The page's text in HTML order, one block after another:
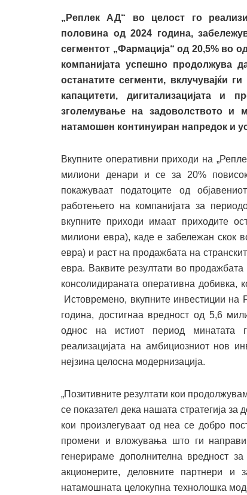
„Реплек АД“ во целост го
половина од 2024 година,
сегментот „Фармација“ од 20,5% во
компанијата успешно продолжува
останатите сегменти, вклучувајќи
капацитети, дигитализацијата
зголемување на задоволството и
натамошен континуиран напредок и
Вкупните оперативни приходи на
милиони денари и се за 20%
покажуваат податоците од
работењето на компанијата за
вкупните приходи имаат приходите
милиони евра), каде е забележан скок
евра) и раст на продажбата на
евра. Ваквите резултати во
консолидираната оперативна добивка,
Истовремено, вкупните инвестиции
година, достигнаа вредност од 5,6
однос на истиот период минатата
реализацијата на амбициозниот нов
нејзина целосна модернизација.
„Позитивните резултати кои
се показател дека нашата стратегија
кои произлегуваат од неа се добро
промени и вложувања што ги
генерираме дополнителна вредност
акционерите, деловните партнери и
натамошната целокупна технолошка